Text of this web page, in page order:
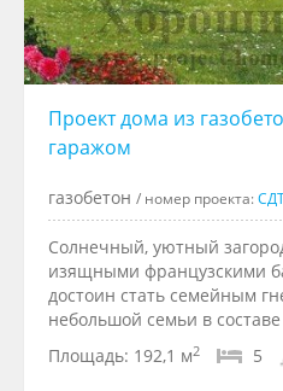
Проект дома из
гаражом
газобетон / номер проекта:
Солнечный, уютный
изящными французскими
достоин стать семейным
небольшой семьи в
Площадь: 192,1 м2 5